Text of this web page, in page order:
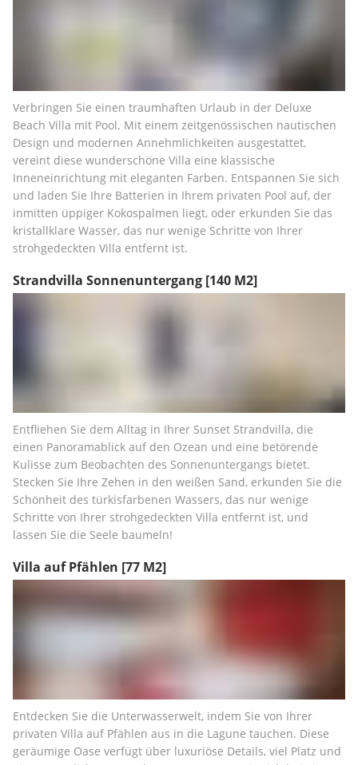
Verbringen Sie einen traumhaften Urlaub in der Deluxe
Beach Villa mit Pool. Mit einem zeitgenössischen nautischen
Design und modernen Annehmlichkeiten ausgestattet,
vereint diese wunderschöne Villa eine klassische
Inneneinrichtung mit eleganten Farben. Entspannen Sie sich
und laden Sie Ihre Batterien in Ihrem privaten Pool auf, der
inmitten üppiger Kokospalmen liegt, oder erkunden Sie das
kristallklare Wasser, das nur wenige Schritte von Ihrer
strohgedeckten Villa entfernt ist.
Strandvilla Sonnenuntergang [140 M2]
Entfliehen Sie dem Alltag in Ihrer Sunset Strandvilla, die
einen Panoramablick auf den Ozean und eine betörende
Kulisse zum Beobachten des Sonnenuntergangs bietet.
Stecken Sie Ihre Zehen in den weißen Sand, erkunden Sie die
Schönheit des türkisfarbenen Wassers, das nur wenige
Schritte von Ihrer strohgedeckten Villa entfernt ist, und
lassen Sie die Seele baumeln!
Villa auf Pfählen [77 M2]
Entdecken Sie die Unterwasserwelt, indem Sie von Ihrer
privaten Villa auf Pfählen aus in die Lagune tauchen. Diese
geräumige Oase verfügt über luxuriöse Details, viel Platz und